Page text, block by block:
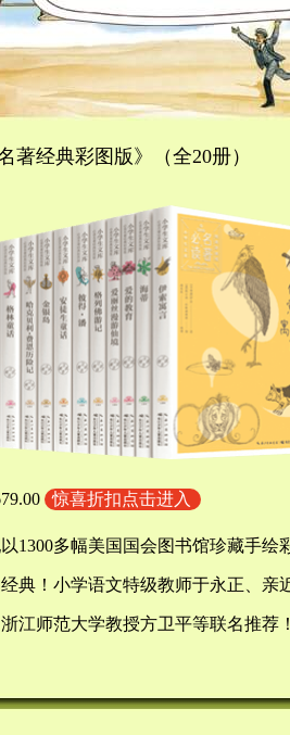
著经典彩图版》（全20册）
惊喜折扣点击进入
1300多幅美国国会图书馆珍藏手绘
典！小学语文特级教师于永正、亲
江师范大学教授方卫平等联名推荐